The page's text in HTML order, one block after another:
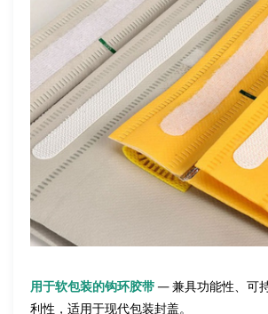
用于软包装的钩环胶带— 兼具功能性、可
利性，适用于现代包装封盖。